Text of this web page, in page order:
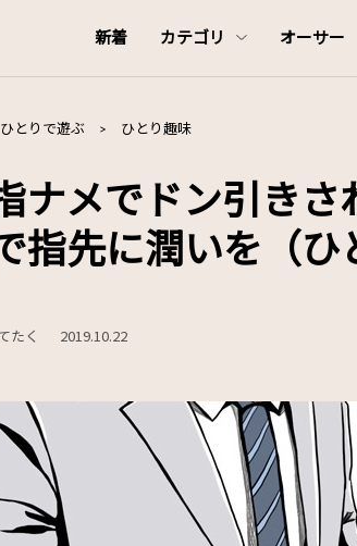
新着 カテゴリ オーサー
ひとりで遊ぶ > ひとり趣味
ナメでドン引きさ
指先に潤いを（ひ
たく 2019.10.22